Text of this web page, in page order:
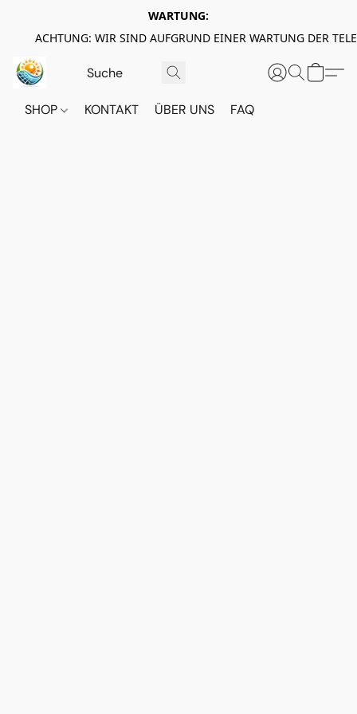
WARTUNG:
ACHTUNG: WIR SIND AUFGRUND EINER WARTUNG DER
SHOP KONTAKT ÜBER UNS FAQ